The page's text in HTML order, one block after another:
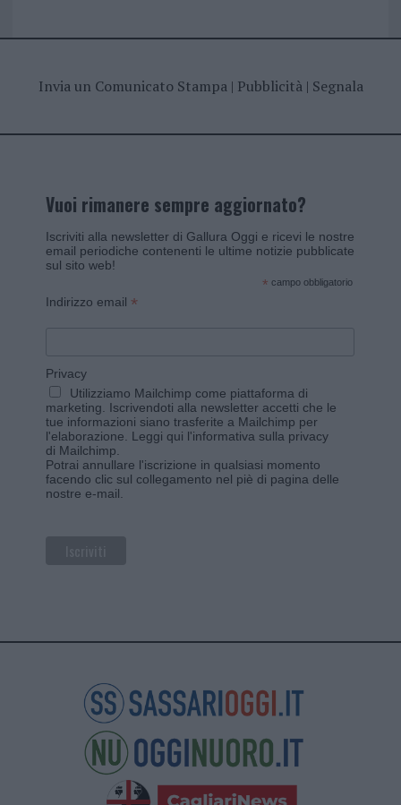
Invia un Comunicato Stampa| Pubblicità| Segnala
Vuoi rimanere sempre aggiornato?
Iscriviti alla newsletter di Gallura Oggi e ricevi le nostre
email periodiche contenenti le ultime notizie pubblicate
sul sito web!
* campo obbligatorio
Indirizzo email *
Privacy
Utilizziamo Mailchimp come piattaforma di
marketing. Iscrivendoti alla newsletter accetti che le
tue informazioni siano trasferite a Mailchimp per
l'elaborazione. Leggi qui l'informativa sulla privacy
di Mailchimp
Potrai annullare l'iscrizione in qualsiasi momento
facendo clic sul collegamento nel piè di pagina delle
nostre e-mail.